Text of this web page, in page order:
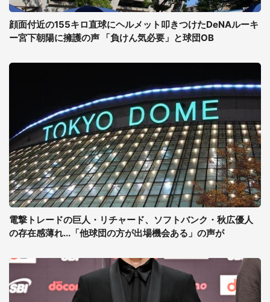
顔面付近の155キロ直球にヘルメット叩きつけたDeNAルーキ
ー宮下朝陽に擁護の声 「負けん気必要」と球団OB
電撃トレードの巨人・リチャード、ソフトバンク・秋広優人
の存在感薄れ...「他球団の方が出場機会ある」の声が